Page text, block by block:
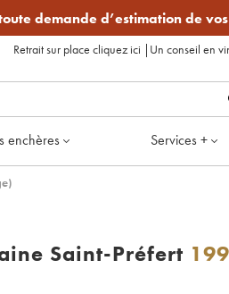
demande d’estimation de
Retrait sur place cliquez ici | Un conseil en
enchères Services +
Saint-Préfert